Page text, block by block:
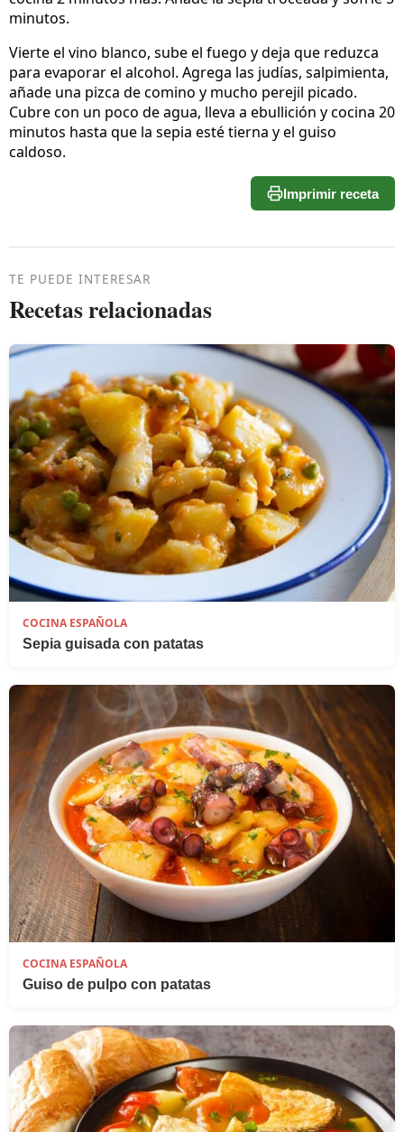
minutos.
Vierte el vino blanco, sube el fuego y deja que reduzca
para evaporar el alcohol. Agrega las judías, salpimienta,
añade una pizca de comino y mucho perejil picado.
Cubre con un poco de agua, lleva a ebullición y cocina 20
minutos hasta que la sepia esté tierna y el guiso
caldoso.
Imprimir receta
TE PUEDE INTERESAR
Recetas relacionadas
COCINA ESPAÑOLA
Sepia guisada con patatas
COCINA ESPAÑOLA
Guiso de pulpo con patatas